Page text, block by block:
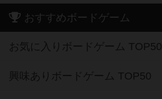
おすすめボードゲーム
お気に入りボードゲーム TOP50
興味ありボードゲーム TOP50